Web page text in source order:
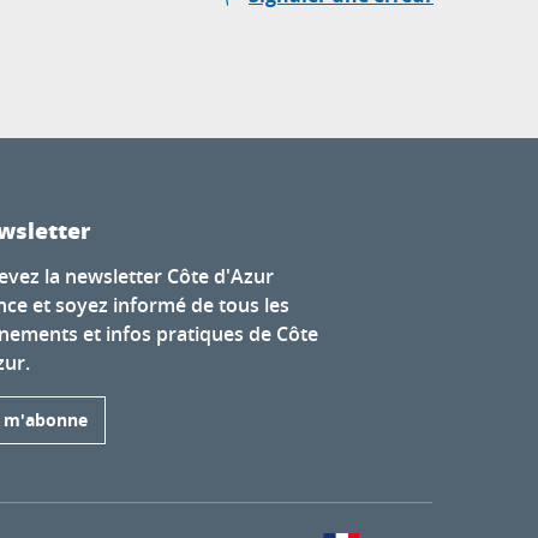
la newsletter Côte d'Azur
et soyez informé de tous les
et infos pratiques de Côte
m'abonne